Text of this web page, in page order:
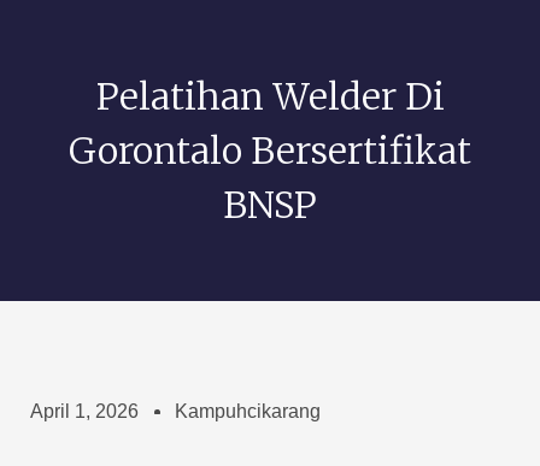
Pelatihan Welder Di
Gorontalo Bersertifikat
BNSP
April 1, 2026 Kampuhcikarang